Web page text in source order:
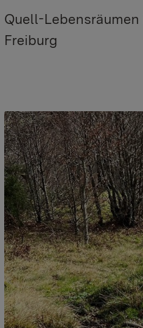
Quell-
Freiburg